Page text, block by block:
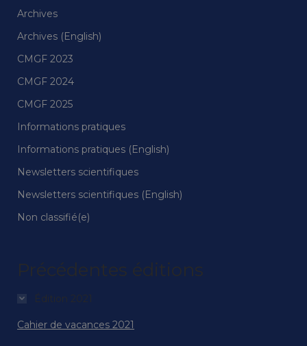
Archives
Archives (English)
CMGF 2023
CMGF 2024
CMGF 2025
Informations pratiques
Informations pratiques (English)
Newsletters scientifiques
Newsletters scientifiques (English)
Non classifié(e)
Précédentes éditions
Édition 2021
Cahier de vacances 2021